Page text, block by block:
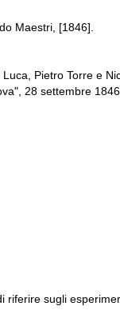
Maestri, [1846].
Pietro Torre e
28 settembre 1846.
riferire sugli